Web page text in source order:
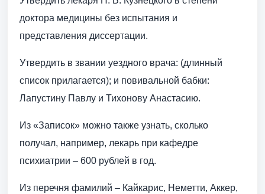
доктора медицины без испытания и
представления диссертации.
Утвердить в звании уездного врача: (длинный
список прилагается); и повивальной бабки:
Лапустину Павлу и Тихонову Анастасию.
Из «Записок» можно также узнать, сколько
получал, например, лекарь при кафедре
психиатрии – 600 рублей в год.
Из перечня фамилий – Кайкарис, Неметти, Аккер,